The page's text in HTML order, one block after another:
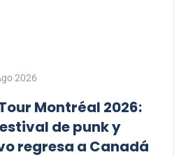
2026
Montréal 2026:
de punk y
regresa a Canadá